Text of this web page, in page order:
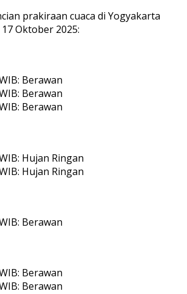
prakiraan cuaca di Yogyakarta
Oktober 2025:
Berawan
Berawan
Berawan
Hujan Ringan
Hujan Ringan
Berawan
Berawan
Berawan